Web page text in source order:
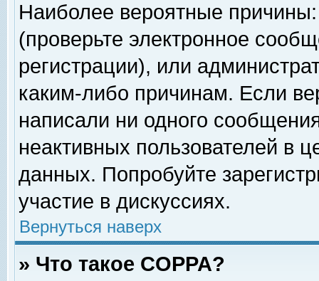
Наиболее вероятные
(проверьте электронное
регистрации), или
каким-либо причинам. Если
написали ни одного
неактивных пользователей в
данных. Попробуйте
участие в дискуссиях.
Вернуться наверх
» Что такое COPPA?